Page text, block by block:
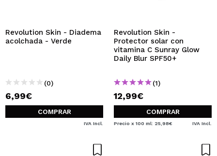
Revolution Skin - Diadema
acolchada - Verde
(0)
6,99€
COMPRAR
IVA Incl.
Revolution Skin -
Protector solar con
vitamina C Sunray Glow
Daily Blur SPF50+
(1)
12,99€
COMPRAR
Precio x 100 ml: 25,98€ IVA Incl.